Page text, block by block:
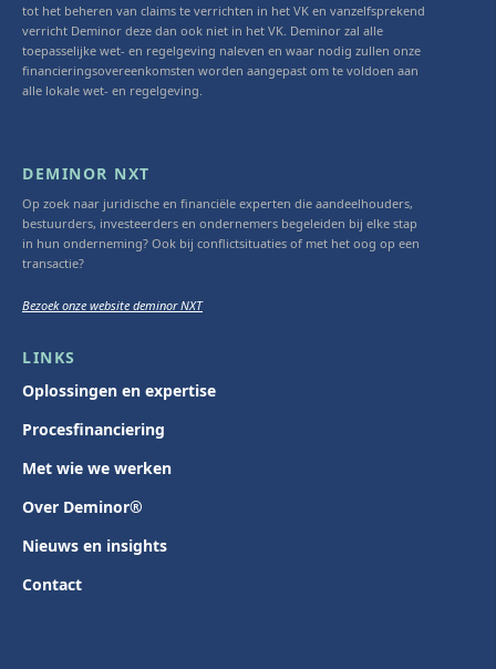
tot het beheren van claims te verrichten in het VK en vanzelfsprekend
verricht Deminor deze dan ook niet in het VK. Deminor zal alle
toepasselijke wet- en regelgeving naleven en waar nodig zullen onze
financieringsovereenkomsten worden aangepast om te voldoen aan
alle lokale wet- en regelgeving.
DEMINOR NXT
Op zoek naar juridische en financiële experten die aandeelhouders,
bestuurders, investeerders en ondernemers begeleiden bij elke stap
in hun onderneming? Ook bij conflictsituaties of met het oog op een
transactie?
Bezoek onze website deminor NXT
LINKS
Oplossingen en expertise
Procesfinanciering
Met wie we werken
Over Deminor®
Nieuws en insights
Contact